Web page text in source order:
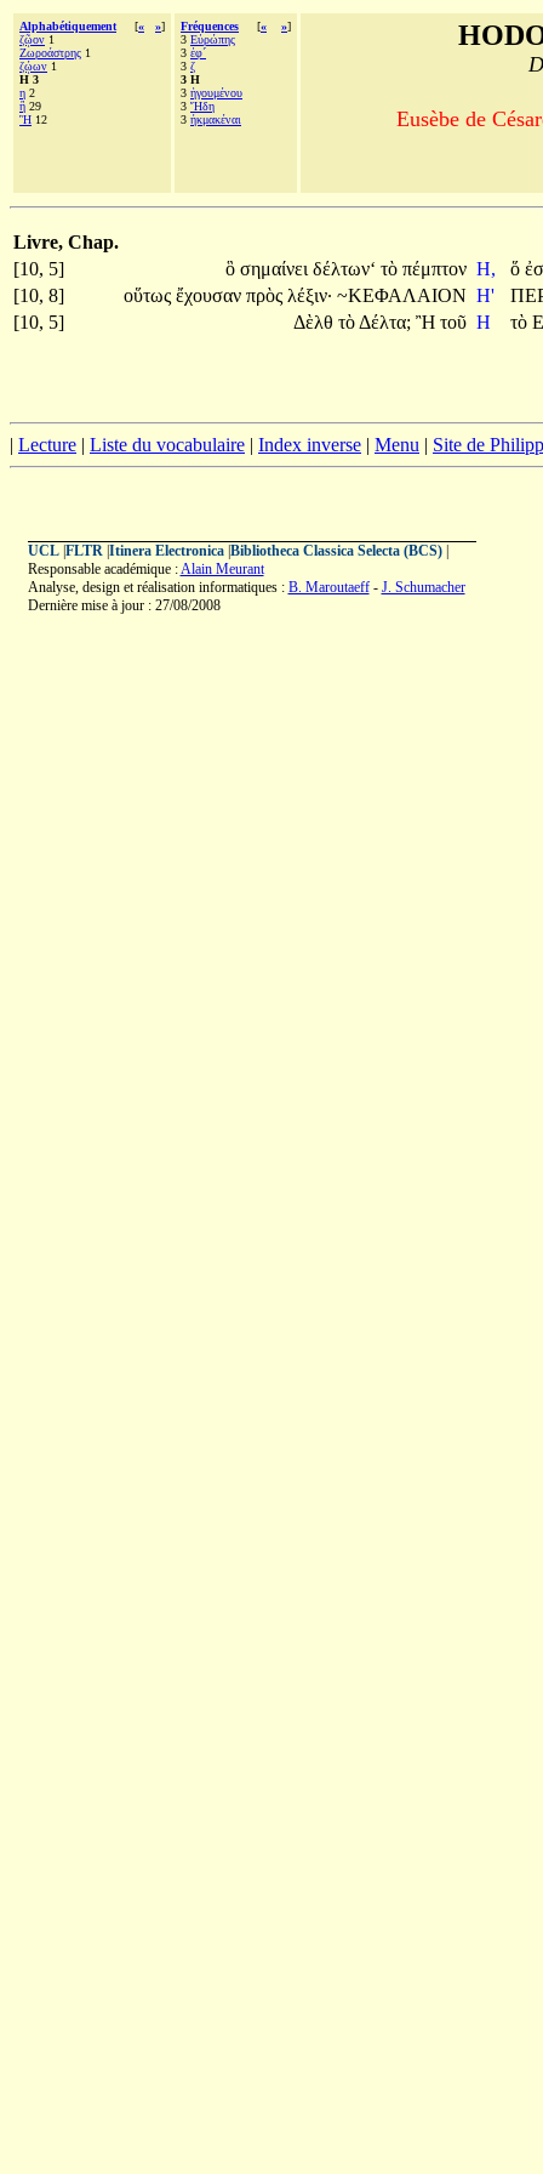
Alphabétiquement [« »]
ζῷον 1
Ζωροάστρης 1
ζῴων 1
Η 3
η 2
ἢ 29
Ἢ 12
Fréquences [« »]
3 Εὐρώπης
3 ἐφ´
3 ζ
3 Η
3 ἡγουμένου
3 Ἤδη
3 ἠκμακέναι Eusèbe de
Livre, Chap.
[10, 5]
ὃ σημαίνει δέλτων‘ τὸ πέμπτον Η, ὅ
[10, 8]
οὕτως ἔχουσαν πρὸς λέξιν· ~ΚΕΦΑΛΑΙΟΝ Η'
[10, 5]
Δὲλθ τὸ Δέλτα; Ἢ τοῦ Η τὸ
| Lecture | Liste du vocabulaire | Index inverse | Menu | Site de
UCL| FLTR| Itinera Electronica| Bibliotheca Classica Selecta (BCS)|
Responsable académique :Alain Meurant
Analyse, design et réalisation informatiques : B. Maroutaeff- J. Schumacher
Dernière mise à jour : 27/08/2008